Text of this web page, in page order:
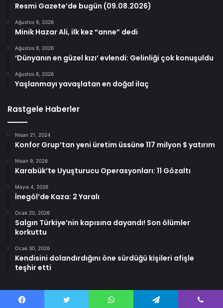
Resmi Gazete’de bugün (09.08.2026)
Ağustos 9, 2026
Minik Hazar Ali, ilk kez “anne” dedi
Ağustos 9, 2026
‘Dünyanın en güzel kızı’ evlendi: Gelinliği çok konuşuldu
Ağustos 8, 2026
Yaşlanmayı yavaşlatan en doğal ilaç
Rastgele Haberler
Nisan 21, 2024
Konfor Grup’tan yeni üretim üssüne 117 milyon $ yatırım
Nisan 9, 2026
Karabük’te Uyuşturucu Operasyonları: 11 Gözaltı
Mayıs 4, 2026
İnegöl’de Kaza: 2 Yaralı
Ocak 20, 2026
Salgın Türkiye’nin kapısına dayandı! Son ölümler
korkuttu
Ocak 30, 2026
Kendisini dolandırdığını öne sürdüğü kişileri afişle
teşhir etti